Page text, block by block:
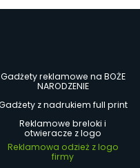
Gadżety reklamowe na BOŻE
NARODZENIE
z nadrukiem full print
Reklamowe breloki i
otwieracze z logo
Reklamowa odzież z logo
firmy